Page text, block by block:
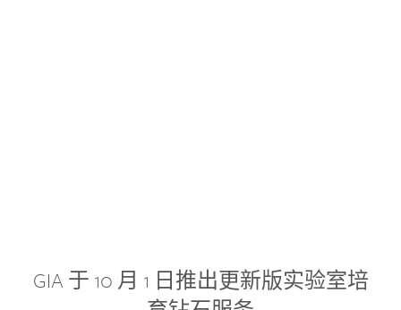
GIA 于 10 月 1 日推出更新版实验室培